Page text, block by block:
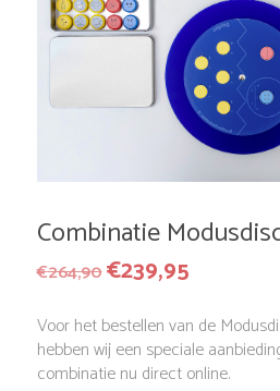
Combinatie
€264,90Oorspronkelijke
was:
€264,90.
€239,95Huidige
is:
€239,95.
Voor het bestellen van de
hebben wij een speciale
combinatie nu direct online.